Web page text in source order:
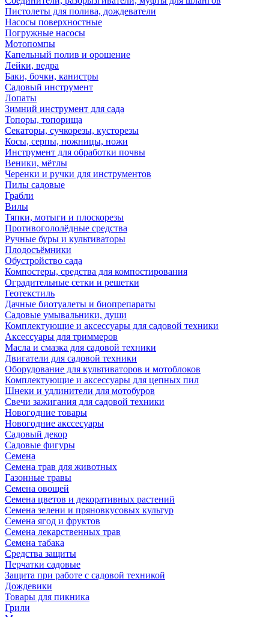
Пистолеты для полива, дождеватели
Насосы поверхностные
Погружные насосы
Мотопомпы
Капельный полив и орошение
Лейки, ведра
Баки, бочки, канистры
Садовый инструмент
Лопаты
Зимний инструмент для сада
Топоры, топорища
Секаторы, сучкорезы, кусторезы
Косы, серпы, ножницы, ножи
Инструмент для обработки почвы
Веники, мётлы
Черенки и ручки для инструментов
Пилы садовые
Грабли
Вилы
Тяпки, мотыги и плоскорезы
Противогололёдные средства
Ручные буры и культиваторы
Плодосъёмники
Обустройство сада
Компостеры, средства для компостирования
Оградительные сетки и решетки
Геотекстиль
Дачные биотуалеты и биопрепараты
Садовые умывальники, души
Комплектующие и аксессуары для садовой техники
Аксессуары для триммеров
Масла и смазка для садовой техники
Двигатели для садовой техники
Оборудование для культиваторов и мотоблоков
Комплектующие и аксессуары для цепных пил
Шнеки и удлинители для мотобуров
Свечи зажигания для садовой техники
Новогодние товары
Новогодние акссесуары
Садовый декор
Садовые фигуры
Семена
Семена трав для животных
Газонные травы
Семена овощей
Семена цветов и декоративных растений
Семена зелени и пряновкусовых культур
Семена ягод и фруктов
Семена лекарственных трав
Семена табака
Средства защиты
Перчатки садовые
Защита при работе с садовой техникой
Дождевики
Товары для пикника
Грили